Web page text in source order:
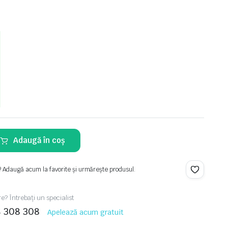
Adaugă în coș
Adaugă acum la favorite și urmărește produsul.
Întrebați un specialist
308 308 Apelează acum gratuit